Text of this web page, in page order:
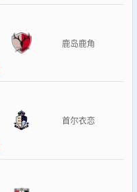
鹿岛鹿角
首尔衣恋